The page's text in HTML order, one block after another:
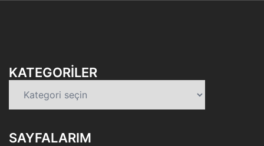
KATEGORILER
SAYFALARIM